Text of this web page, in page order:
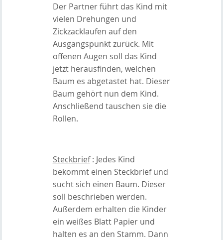
Der Partner führt das Kind mit
vielen Drehungen und
Zickzacklaufen auf den
Ausgangspunkt zurück. Mit
offenen Augen soll das Kind
jetzt herausfinden, welchen
Baum es abgetastet hat. Dieser
Baum gehört nun dem Kind.
Anschließend tauschen sie die
Rollen.
Steckbrief: Jedes Kind
bekommt einen Steckbrief und
sucht sich einen Baum. Dieser
soll beschrieben werden.
Außerdem erhalten die Kinder
ein weißes Blatt Papier und
halten es an den Stamm. Dann